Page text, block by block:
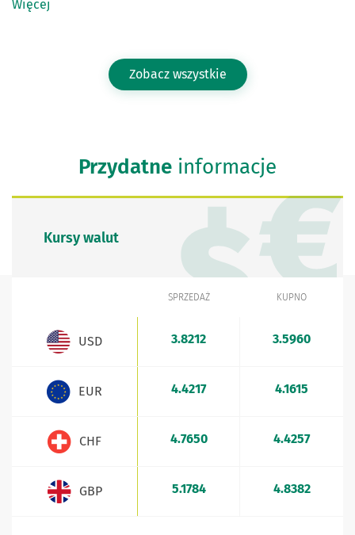
Więcej
Zobacz wszystkie
Przydatne informacje
Kursy walut
SPRZEDAŻ KUPNO
USD 3.8212 3.5960
EUR 4.4217 4.1615
CHF 4.7650 4.4257
GBP 5.1784 4.8382